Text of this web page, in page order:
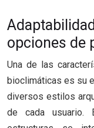
opciones de
Una de las
bioclimáticas es su
diversos estilos
de cada usuario.